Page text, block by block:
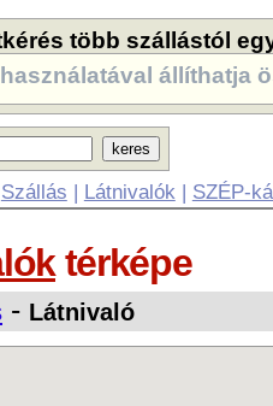
több szállástól
állíthatja
Szállás | Látnivalók | SZÉP-
térképe
- Látnivaló